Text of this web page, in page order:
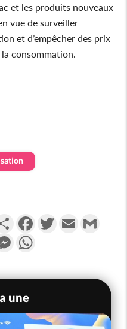
et les produits nouveaux
vue de surveiller
et d’empêcher des prix
consommation.
PartagerFacebookTwitterEmail
Messenger
une